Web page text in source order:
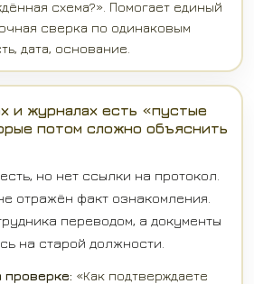
схема?». Помогает единый
сверка по одинаковым
дата, основание.
и журналах есть «пустые
потом сложно объяснить
но нет ссылки на протокол.
отражён факт ознакомления.
переводом, а документы
на старой должности.
проверке: «Как подтверждаете